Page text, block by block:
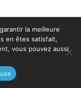
la meilleure
en êtes satisfait,
vous pouvez aussi